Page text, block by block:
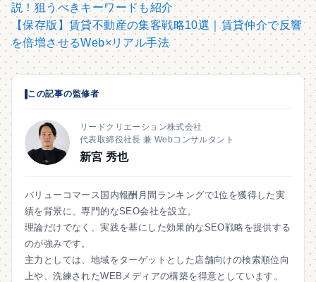
説！狙うべきキーワードも紹介
【保存版】賃貸不動産の集客戦略10選｜賃貸仲介で反響
を倍増させるWeb×リアル手法
この記事の監修者
リードクリエーション株式会社
代表取締役社長 兼 Webコンサルタント
新宮 秀也
バリューコマース国内報酬月間ランキングで1位を獲得した実
績を背景に、専門的なSEO会社を設立。
理論だけでなく、実践を基にした効果的なSEO戦略を提供する
のが強みです。
主力としては、地域をターゲットとした店舗向けの検索順位向
上や、洗練されたWEBメディアの構築を得意としています。